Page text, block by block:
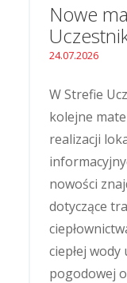
Nowe
24.07.2026
W Strefie
kolejne
realizacji
nowości
dotyczące
ciepłej
pogodowej